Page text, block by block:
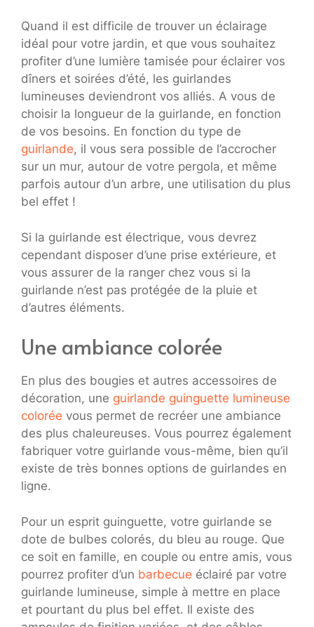
Quand il est difficile de trouver un éclairage
idéal pour votre jardin, et que vous souhaitez
profiter d’une lumière tamisée pour éclairer vos
dîners et soirées d’été, les guirlandes
lumineuses deviendront vos alliés. A vous de
choisir la longueur de la guirlande, en fonction
de vos besoins. En fonction du type de
guirlande, il vous sera possible de l’accrocher
sur un mur, autour de votre pergola, et même
parfois autour d’un arbre, une utilisation du plus
bel effet !
Si la guirlande est électrique, vous devrez
cependant disposer d’une prise extérieure, et
vous assurer de la ranger chez vous si la
guirlande n’est pas protégée de la pluie et
d’autres éléments.
Une ambiance colorée
En plus des bougies et autres accessoires de
décoration, une guirlande guinguette lumineuse
colorée vous permet de recréer une ambiance
des plus chaleureuses. Vous pourrez également
fabriquer votre guirlande vous-même, bien qu’il
existe de très bonnes options de guirlandes en
ligne.
Pour un esprit guinguette, votre guirlande se
dote de bulbes colorés, du bleu au rouge. Que
ce soit en famille, en couple ou entre amis, vous
pourrez profiter d’un barbecue éclairé par votre
guirlande lumineuse, simple à mettre en place
et pourtant du plus bel effet. Il existe des